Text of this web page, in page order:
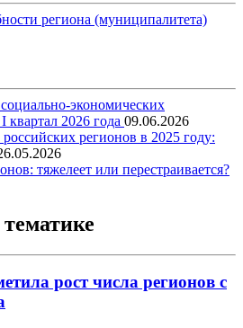
региона (муниципалитета)
экономических
квартал 2026 года 09.06.2026
регионов в 2025 году:
тяжелеет или перестраивается?
рост числа регионов с